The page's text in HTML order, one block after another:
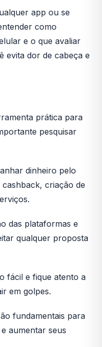
app ou se
como
e o que avaliar
evita dor de cabeça e
prática para
pesquisar
dinheiro pelo
criação de
das plataformas e
qualquer proposta
fácil e fique atento a
em golpes.
fundamentais para
aumentar seus